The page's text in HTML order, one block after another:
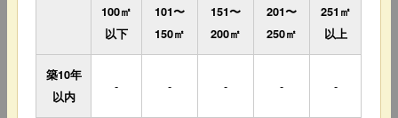
100㎡
以下
101〜
150㎡
151〜
200㎡
201〜
250㎡
251㎡
以上
築10年
以内
- - - - -